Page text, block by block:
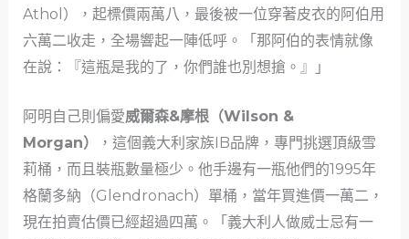
Athol），起標價兩萬八，最後被一位穿著皮衣的阿伯用
六萬二收走，全場響起一陣低呼。「那阿伯的表情就像
在說：『這瓶是我的了，你們誰也別想搶。』」
阿明自己則偏愛威爾森&摩根（Wilson &
Morgan）
，這個義大利家族IB品牌，專門挑選頂級雪
莉桶，而且裝瓶數量極少。他手邊有一瓶他們的1995年
格蘭多納（Glendronach）單桶，當年買進價一萬二，
現在拍賣估價已經超過四萬。「義大利人做威士忌有一